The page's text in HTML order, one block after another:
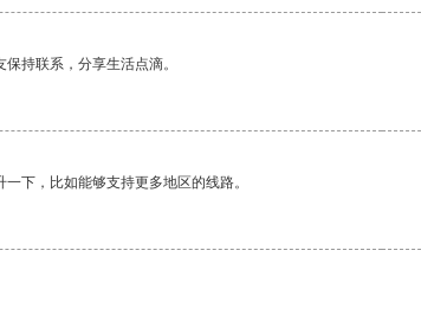
持联系，分享生活点滴。
下，比如能够支持更多地区的线路。